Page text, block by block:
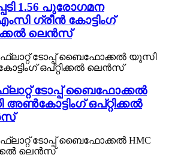
1.56 പുരോഗമന
ഗ്രീൻ കോട്ടിംഗ്
ലെൻസ്
ഫ്ലാറ്റ് ടോപ്പ് ബൈഫോക്കൽ
ഒപ്റ്റിക്കൽ